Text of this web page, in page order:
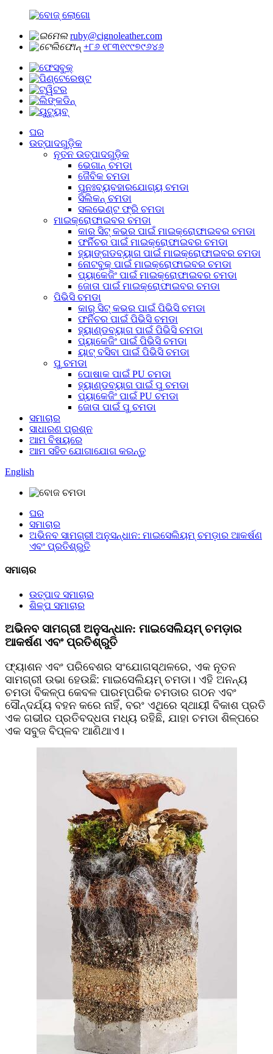
ruby@cignoleather.com
+୮୬ ୧୮୩୧୯୯୭୯୬୪୬
ଘର
ଉତ୍ପାଦଗୁଡ଼ିକ
ନୂତନ ଉତ୍ପାଦଗୁଡ଼ିକ
ଭେଗାନ୍ ଚମଡା
ଜୈବିକ ଚମଡା
ପୁନଃବ୍ୟବହାରଯୋଗ୍ୟ ଚମଡା
ସିଲିକନ୍ ଚମଡା
ସଲଭେଣ୍ଟ ଫ୍ରି ଚମଡା
ମାଇକ୍ରୋଫାଇବର ଚମଡା
କାର ସିଟ୍ କଭର ପାଇଁ ମାଇକ୍ରୋଫାଇବର ଚମଡା
ଫର୍ନିଚର ପାଇଁ ମାଇକ୍ରୋଫାଇବର ଚମଡା
ହ୍ୟାଙ୍ଗଡବ୍ୟାଗ ପାଇଁ ମାଇକ୍ରୋଫାଇବର ଚମଡା
ନୋଟବୁକ୍ ପାଇଁ ମାଇକ୍ରୋଫାଇବର ଚମଡା
ପ୍ୟାକେଜିଂ ପାଇଁ ମାଇକ୍ରୋଫାଇବର ଚମଡା
ଜୋତା ପାଇଁ ମାଇକ୍ରୋଫାଇବର ଚମଡା
ପିଭିସି ଚମଡା
କାର୍ ସିଟ୍ କଭର ପାଇଁ ପିଭିସି ଚମଡା
ଫର୍ନିଚର ପାଇଁ ପିଭିସି ଚମଡା
ହ୍ୟାଣ୍ଡବ୍ୟାଗ ପାଇଁ ପିଭିସି ଚମଡା
ପ୍ୟାକେଜିଂ ପାଇଁ ପିଭିସି ଚମଡା
ୟାଟ୍ ବସିବା ପାଇଁ ପିଭିସି ଚମଡା
ପୁ ଚମଡା
ପୋଷାକ ପାଇଁ PU ଚମଡା
ହ୍ୟାଣ୍ଡବ୍ୟାଗ ପାଇଁ ପୁ ଚମଡା
ପ୍ୟାକେଜିଂ ପାଇଁ PU ଚମଡା
ଜୋତା ପାଇଁ ପୁ ଚମଡା
ସମାଚାର
ସାଧାରଣ ପ୍ରଶ୍ନ
ଆମ ବିଷୟରେ
ଆମ ସହିତ ଯୋଗାଯୋଗ କରନ୍ତୁ
English
ଘର
ସମାଚାର
ଅଭିନବ ସାମଗ୍ରୀ ଅନୁସନ୍ଧାନ: ମାଇସେଲିୟମ୍ ଚମଡ଼ାର ଆକର୍ଷଣ
ଏବଂ ପ୍ରତିଶ୍ରୁତି
ସମାଚାର
ଉତ୍ପାଦ ସମାଚାର
ଶିଳ୍ପ ସମାଚାର
ଅଭିନବ ସାମଗ୍ରୀ ଅନୁସନ୍ଧାନ: ମାଇସେଲିୟମ୍ ଚମଡ଼ାର
ଆକର୍ଷଣ ଏବଂ ପ୍ରତିଶ୍ରୁତି
ଫ୍ୟାଶନ ଏବଂ ପରିବେଶର ସଂଯୋଗସ୍ଥଳରେ, ଏକ ନୂତନ
ସାମଗ୍ରୀ ଉଭା ହେଉଛି: ମାଇସେଲିୟମ୍ ଚମଡା। ଏହି ଅନନ୍ୟ
ଚମଡା ବିକଳ୍ପ କେବଳ ପାରମ୍ପରିକ ଚମଡାର ଗଠନ ଏବଂ
ସୌନ୍ଦର୍ଯ୍ୟ ବହନ କରେ ନାହିଁ, ବରଂ ଏଥିରେ ସ୍ଥାୟୀ ବିକାଶ ପ୍ରତି
ଏକ ଗଭୀର ପ୍ରତିବଦ୍ଧତା ମଧ୍ୟ ରହିଛି, ଯାହା ଚମଡା ଶିଳ୍ପରେ
ଏକ ସବୁଜ ବିପ୍ଳବ ଆଣିଥାଏ।